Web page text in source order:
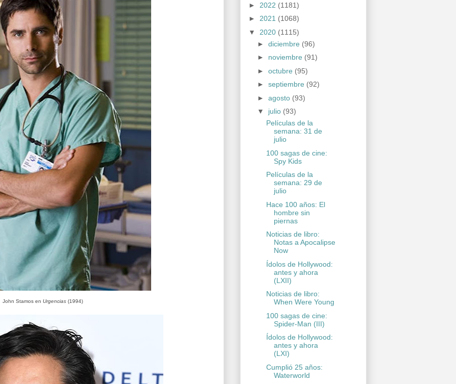
John Stamos en Urgencias (1994)
► 2022 (1181)
► 2021 (1068)
▼ 2020 (1115)
► diciembre (96)
► noviembre (91)
► octubre (95)
► septiembre (92)
► agosto (93)
▼ julio (93)
Películas de la
semana: 31 de
julio
100 sagas de cine:
Spy Kids
Películas de la
semana: 29 de
julio
Hace 100 años: El
hombre sin
piernas
Noticias de libro:
Notas a Apocalipse
Now
Ídolos de Hollywood:
antes y ahora
(LXII)
Noticias de libro:
When Were Young
100 sagas de cine:
Spider-Man (III)
Ídolos de Hollywood:
antes y ahora
(LXI)
Cumplió 25 años:
Waterworld